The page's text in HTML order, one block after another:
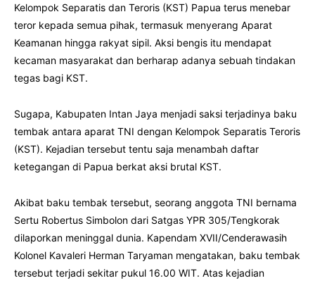
Kelompok Separatis dan Teroris (KST) Papua terus menebar
teror kepada semua pihak, termasuk menyerang Aparat
Keamanan hingga rakyat sipil. Aksi bengis itu mendapat
kecaman masyarakat dan berharap adanya sebuah tindakan
tegas bagi KST.
Sugapa, Kabupaten Intan Jaya menjadi saksi terjadinya baku
tembak antara aparat TNI dengan Kelompok Separatis Teroris
(KST). Kejadian tersebut tentu saja menambah daftar
ketegangan di Papua berkat aksi brutal KST.
Akibat baku tembak tersebut, seorang anggota TNI bernama
Sertu Robertus Simbolon dari Satgas YPR 305/Tengkorak
dilaporkan meninggal dunia. Kapendam XVII/Cenderawasih
Kolonel Kavaleri Herman Taryaman mengatakan, baku tembak
tersebut terjadi sekitar pukul 16.00 WIT. Atas kejadian